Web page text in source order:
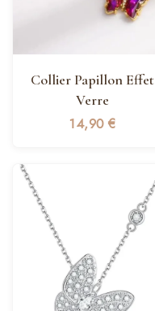
Collier Papillon Effet
Verre
14,90€